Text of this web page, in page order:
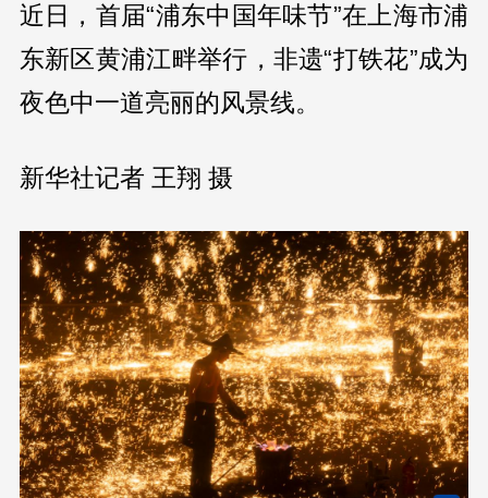
近日，首届“浦东中国年味节”在上海市浦
东新区黄浦江畔举行，非遗“打铁花”成为
夜色中一道亮丽的风景线。
新华社记者 王翔 摄